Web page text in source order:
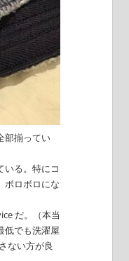
部揃ってい
いる。特にコ
ボロボロにな
だ。（本当
低でも洗濯屋
ない方が良